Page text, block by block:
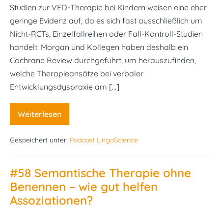
Studien zur VED-Therapie bei Kindern weisen eine eher
geringe Evidenz auf, da es sich fast ausschließlich um
Nicht-RCTs, Einzelfallreihen oder Fall-Kontroll-Studien
handelt. Morgan und Kollegen haben deshalb ein
Cochrane Review durchgeführt, um herauszufinden,
welche Therapieansätze bei verbaler
Entwicklungsdyspraxie am […]
Weiterlesen
#61
ReST
Nuffield
Was
bei
VED?
Gespeichert unter: Podcast LingoScience
#58 Semantische Therapie ohne
Benennen – wie gut helfen
Assoziationen?